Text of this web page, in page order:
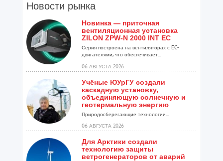
Новости рынка
Новинка — приточная
вентиляционная установка
ZILON ZPW-N 2000 INT EC
Серия построена на вентиляторах с EC-
двигателями, что обеспечивает...
06 АВГУСТА 2026
Учёные ЮУрГУ создали
каскадную установку,
объединяющую солнечную и
геотермальную энергию
Природосберегающие технологии...
06 АВГУСТА 2026
Для Арктики создали
технологию защиты
ветрогенераторов от аварий